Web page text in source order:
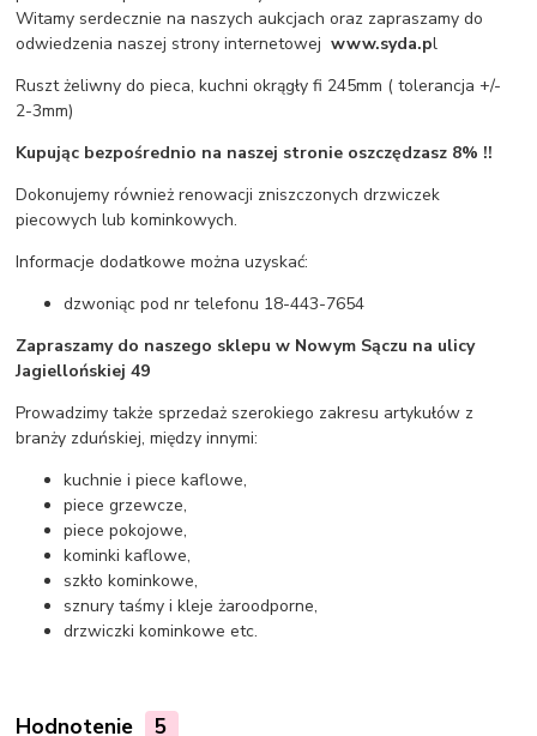
Witamy serdecznie na naszych aukcjach oraz zapraszamy do
odwiedzenia naszej strony internetowej www.syda.pl
Ruszt żeliwny do pieca, kuchni okrągły fi 245mm ( tolerancja +/-
2-3mm)
Kupując bezpośrednio na naszej stronie oszczędzasz 8% !!
Dokonujemy również renowacji zniszczonych drzwiczek
piecowych lub kominkowych.
Informacje dodatkowe można uzyskać:
dzwoniąc pod nr telefonu 18-443-7654
Zapraszamy do naszego sklepu w Nowym Sączu na ulicy
Jagiellońskiej 49
Prowadzimy także sprzedaż szerokiego zakresu artykułów z
branży zduńskiej, między innymi:
kuchnie i piece kaflowe,
piece grzewcze,
piece pokojowe,
kominki kaflowe,
szkło kominkowe,
sznury taśmy i kleje żaroodporne,
drzwiczki kominkowe etc.
Hodnotenie 5